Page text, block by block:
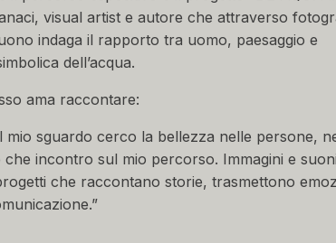
visual artist e autore che attraverso
indaga il rapporto tra uomo, paesaggio e
dell’acqua.
ama raccontare:
mio sguardo cerco la bellezza nelle persone,
che incontro sul mio percorso. Immagini e
che raccontano storie, trasmettono